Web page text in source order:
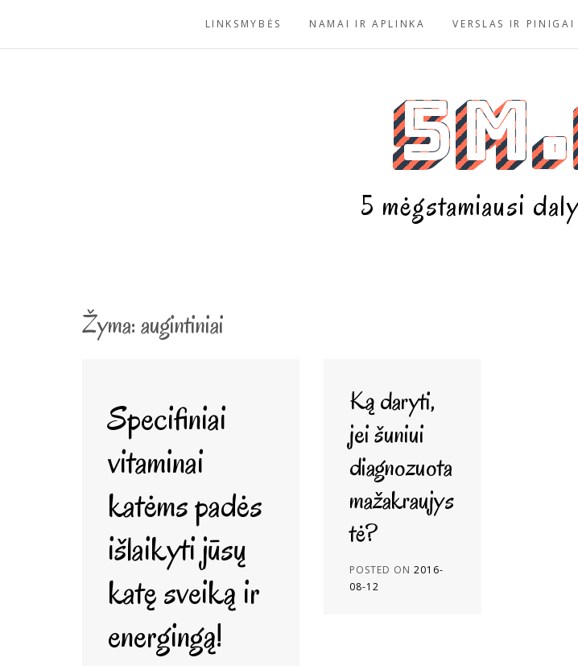
LINKSMYBĖS NAMAI IR APLINKA VERSLAS IR PINIGAI
5 mėgstamiausi
Žyma:augintiniai
Specifiniai
vitaminai
katėms padės
išlaikyti jūsų
katę sveiką ir
energingą!
Ką daryti,
jei šuniui
diagnozuota
mažakraujys
tė?
POSTED ON2016-
08-12